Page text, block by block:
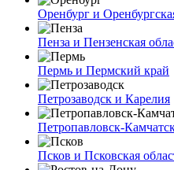
Оренбург и
Пенза и Пензенская
Пермь и Пермский край
Петрозаводск и Карелия
Петропавловск-
Псков и Псковская